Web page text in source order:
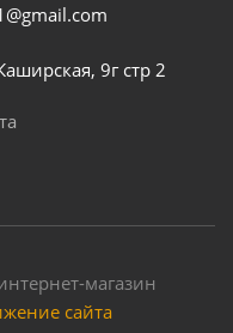
9г стр 2
магазин
сайта